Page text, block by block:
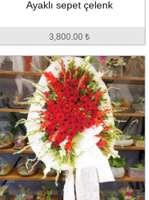
Ayaklı sepet çelenk
3,800.00 ₺